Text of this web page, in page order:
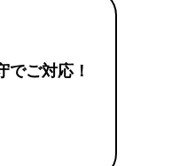
ご対応！